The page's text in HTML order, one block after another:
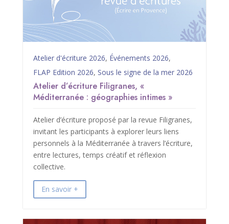
Atelier d'écriture 2026, Événements 2026,
FLAP Edition 2026, Sous le signe de la mer 2026
Atelier d’écriture Filigranes, «
Méditerranée : géographies intimes »
Atelier d’écriture proposé par la revue Filigranes,
invitant les participants à explorer leurs liens
personnels à la Méditerranée à travers l’écriture,
entre lectures, temps créatif et réflexion
collective.
En savoir +